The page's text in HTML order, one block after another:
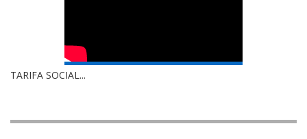
TARIFA SOCIAL...